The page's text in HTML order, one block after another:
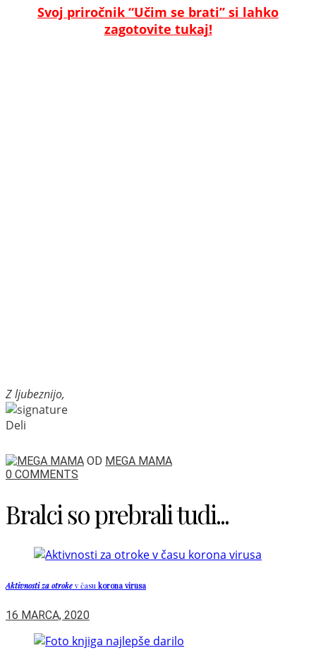
Svoj priročnik “Učim se brati” si lahko
zagotovite tukaj!
Z ljubeznijo,
Deli
OD MEGA MAMA
0 COMMENTS
Bralci so prebrali tudi...
Aktivnosti za otroke v času korona virusa
16 MARCA, 2020